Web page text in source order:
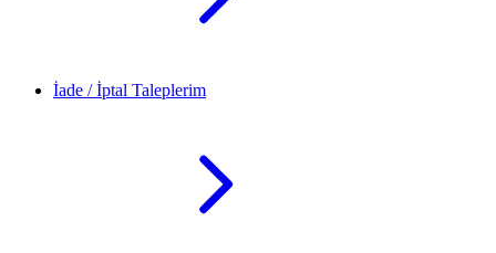
İade / İptal Taleplerim